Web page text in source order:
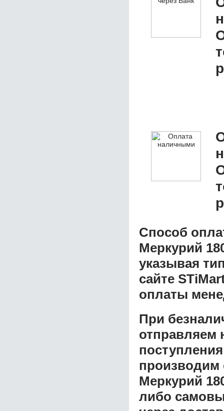
Способ
Меркурий
указывая
сайте
оплаты
При
отправляем
производим
Меркурий
либо